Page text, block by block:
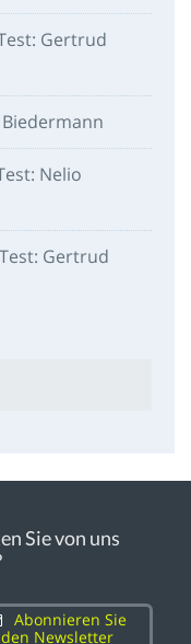
Gertrud
Nelio
Gertrud
Sie von uns
Abonnieren Sie
den Newsletter